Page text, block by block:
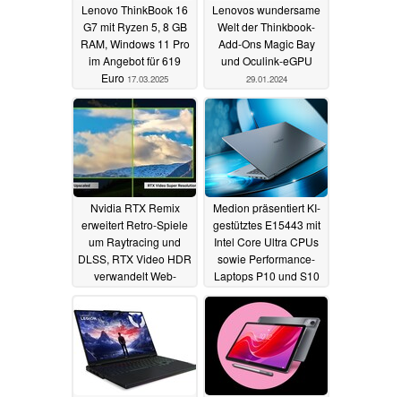
Lenovo ThinkBook 16
G7 mit Ryzen 5, 8 GB
RAM, Windows 11 Pro
im Angebot für 619
Euro 17.03.2025
Lenovos wundersame
Welt der Thinkbook-
Add-Ons Magic Bay
und Oculink-eGPU
29.01.2024
Nvidia RTX Remix
erweitert Retro-Spiele
um Raytracing und
DLSS, RTX Video HDR
verwandelt Web-
24.01.2024
Medion präsentiert KI-
gestütztes E15443 mit
Intel Core Ultra CPUs
sowie Performance-
Laptops P10 und S10
09.01.2024